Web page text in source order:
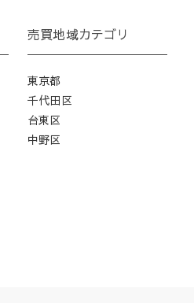
売買地域カテゴリ
東京都
千代田区
台東区
中野区